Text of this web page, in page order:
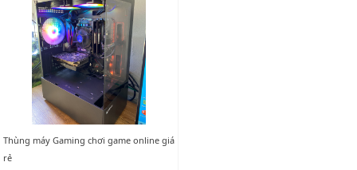
Thùng máy Gaming chơi game online giá
rẻ